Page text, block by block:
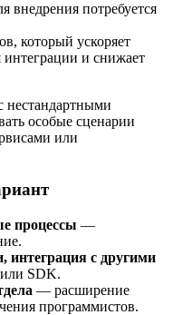
внедрения потребуется
который ускоряет
интеграции и снижает
особые сценарии
или
процессы —
интеграция с другими
SDK.
— расширение
программистов.